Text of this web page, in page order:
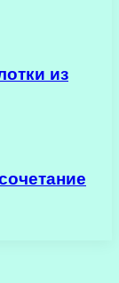
из